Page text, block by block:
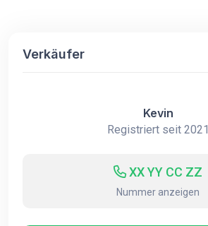
Verkäufer
Kevin
Registriert seit 2021
XX YY CC ZZ
Nummer anzeigen